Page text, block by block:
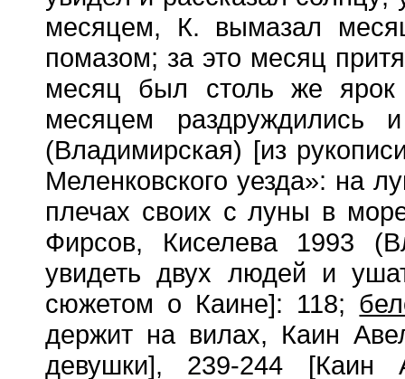
месяцем, К. вымазал
помазом; за это месяц
месяц был столь же ярок
месяцем раздруждились
(Владимирская) [из
Меленковского уезда»: на
плечах своих с луны в
Фирсов, Киселева 1993
увидеть двух людей и
сюжетом о Каине]: 118;
держит на вилах, Каин
девушки], 239-244 [Каин